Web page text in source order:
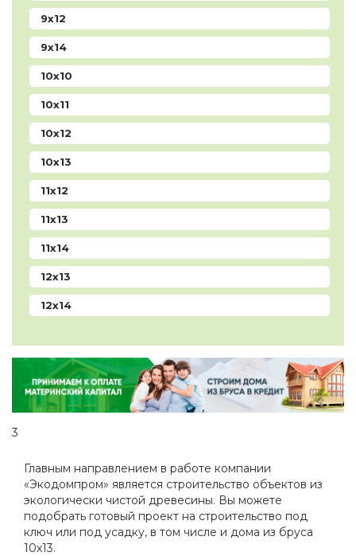
9x12
9x14
10x10
10x11
10x12
10x13
11x12
11x13
11x14
12х13
12x14
3
Главным направлением в работе компании
«Экодомпром» является строительство объектов из
экологически чистой древесины. Вы можете
подобрать готовый проект на строительство под
ключ или под усадку, в том числе и дома из бруса
10х13.